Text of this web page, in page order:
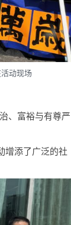
动现场
、富裕与有尊严
增添了广泛的社